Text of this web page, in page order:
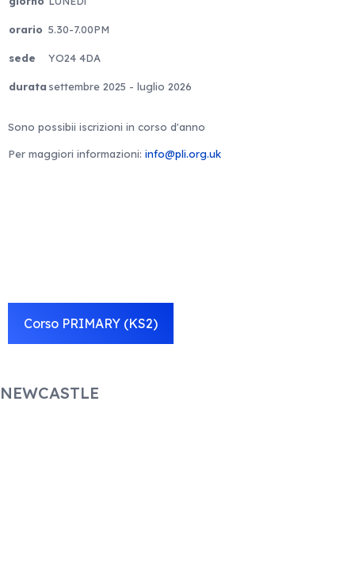
orario 5.30-7.00PM
sede YO24 4DA
durata settembre 2025 - luglio 2026
Sono possibii iscrizioni in corso d'anno
Per maggiori informazioni: info@pli.org.uk
Corso PRIMARY (KS2)
NEWCASTLE